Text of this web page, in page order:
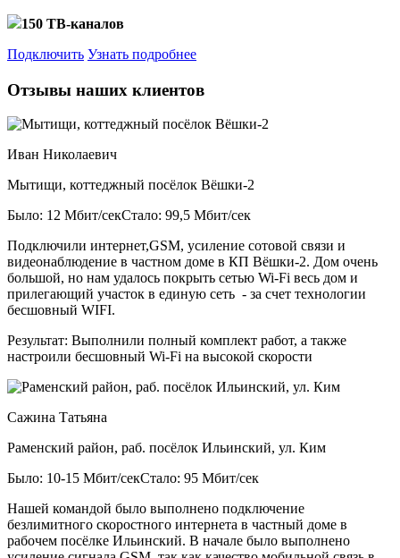
150 ТВ-каналов
Подключить Узнать подробнее
Отзывы наших клиентов
Иван Николаевич
Мытищи, коттеджный посёлок Вёшки-2
Было: 12 Мбит/секСтало: 99,5 Мбит/сек
Подключили интернет,GSM, усиление сотовой связи и
видеонаблюдение в частном доме в КП Вёшки-2. Дом очень
большой, но нам удалось покрыть сетью Wi-Fi весь дом и
прилегающий участок в единую сеть - за счет технологии
бесшовный WIFI.
Результат: Выполнили полный комплект работ, а также
настроили бесшовный Wi-Fi на высокой скорости
Сажина Татьяна
Раменский район, раб. посёлок Ильинский, ул. Ким
Было: 10-15 Мбит/секСтало: 95 Мбит/сек
Нашей командой было выполнено подключение
безлимитного скоростного интернета в частный доме в
рабочем посёлке Ильинский. В начале было выполнено